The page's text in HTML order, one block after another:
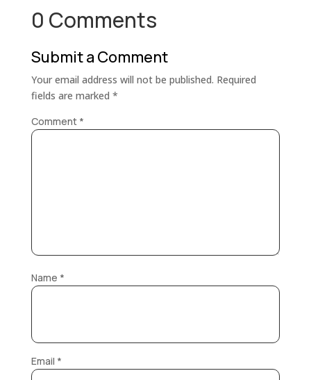
0 Comments
Submit a Comment
Your email address will not be published. Required
fields are marked *
Comment *
Name *
Email *